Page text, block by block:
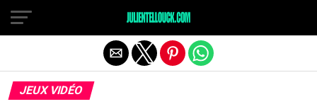
JEUX VIDÉO